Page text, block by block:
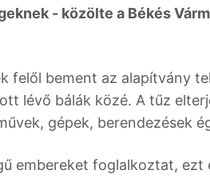
- közölte a Békés
felől bement az alapítvány
lévő bálák közé. A tűz
gépek, berendezések
embereket foglalkoztat,